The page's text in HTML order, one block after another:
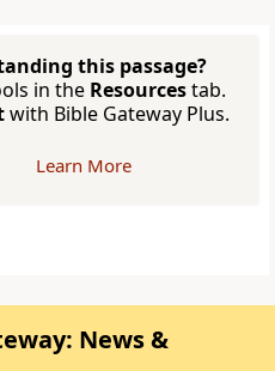
this passage?
in the Resourcestab.
with Bible Gateway Plus.
Learn More
News &